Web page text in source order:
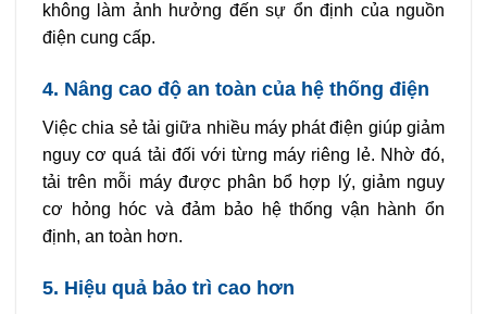
không làm ảnh hưởng đến sự ổn định của nguồn
điện cung cấp.
4. Nâng cao độ an toàn của hệ thống điện
Việc chia sẻ tải giữa nhiều máy phát điện giúp giảm
nguy cơ quá tải đối với từng máy riêng lẻ. Nhờ đó,
tải trên mỗi máy được phân bổ hợp lý, giảm nguy
cơ hỏng hóc và đảm bảo hệ thống vận hành ổn
định, an toàn hơn.
5. Hiệu quả bảo trì cao hơn